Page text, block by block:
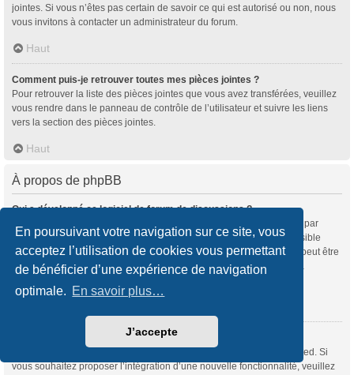
En poursuivant votre navigation sur ce site, vous
acceptez l’utilisation de cookies vous permettant
de bénéficier d’une expérience de navigation
optimale. En savoir plus…
J’accepte
jointes. Si vous n’êtes pas certain de savoir ce qui est autorisé ou non, nous
vous invitons à contacter un administrateur du forum.
Haut
Comment puis-je retrouver toutes mes pièces jointes ?
Pour retrouver la liste des pièces jointes que vous avez transférées, veuillez
vous rendre dans le panneau de contrôle de l’utilisateur et suivre les liens
vers la section des pièces jointes.
Haut
À propos de phpBB
Qui a développé ce logiciel de forum de discussions ?
Ce programme (dans sa forme non modifiée) est produit et distribué par
phpBB Limited , qui en est le légitime propriétaire. Il est rendu accessible
sous la « Licence Publique Générale GNU version 2 (GPL-2.0) » et peut être
distribué gratuitement. Pour plus d’informations, veuillez consulter la
À propos de phpBB
Pourquoi la fonctionnalité X n’est pas disponible ?
Ce programme a été développé et mis sous licence par phpBB Limited. Si
vous souhaitez proposer l’intégration d’une nouvelle fonctionnalité, veuillez